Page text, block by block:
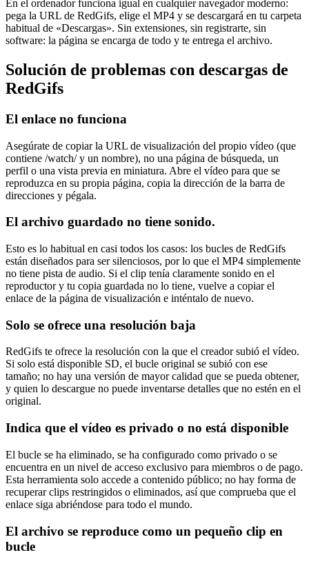
En el ordenador funciona igual en cualquier navegador moderno:
pega la URL de RedGifs, elige el MP4 y se descargará en tu carpeta
habitual de «Descargas». Sin extensiones, sin registrarte, sin
software: la página se encarga de todo y te entrega el archivo.
Solución de problemas con descargas de
RedGifs
El enlace no funciona
Asegúrate de copiar la URL de visualización del propio vídeo (que
contiene /watch/ y un nombre), no una página de búsqueda, un
perfil o una vista previa en miniatura. Abre el vídeo para que se
reproduzca en su propia página, copia la dirección de la barra de
direcciones y pégala.
El archivo guardado no tiene sonido.
Esto es lo habitual en casi todos los casos: los bucles de RedGifs
están diseñados para ser silenciosos, por lo que el MP4 simplemente
no tiene pista de audio. Si el clip tenía claramente sonido en el
reproductor y tu copia guardada no lo tiene, vuelve a copiar el
enlace de la página de visualización e inténtalo de nuevo.
Solo se ofrece una resolución baja
RedGifs te ofrece la resolución con la que el creador subió el vídeo.
Si solo está disponible SD, el bucle original se subió con ese
tamaño; no hay una versión de mayor calidad que se pueda obtener,
y quien lo descargue no puede inventarse detalles que no estén en el
original.
Indica que el vídeo es privado o no está disponible
El bucle se ha eliminado, se ha configurado como privado o se
encuentra en un nivel de acceso exclusivo para miembros o de pago.
Esta herramienta solo accede a contenido público; no hay forma de
recuperar clips restringidos o eliminados, así que comprueba que el
enlace siga abriéndose para todo el mundo.
El archivo se reproduce como un pequeño clip en
bucle